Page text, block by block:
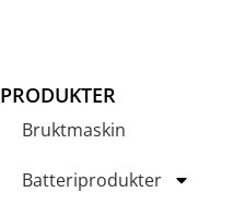
PRODUKTER
Bruktmaskin
Batteriprodukter